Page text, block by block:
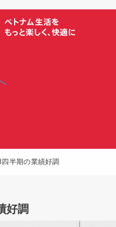
半期の業績好調
好調